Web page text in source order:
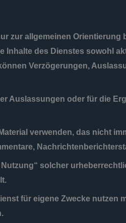
zur allgemeinen
des Dienstes sowohl
Verzögerungen,
Auslassungen oder für die
verwenden, das nicht
solcher
für eigene Zwecke nutzen